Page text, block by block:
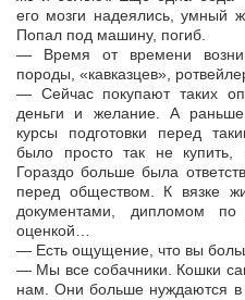
его мозги надеялись, умный
Попал под машину, погиб.
— Время от времени
породы, «кавказцев»,
— Сейчас покупают таких
деньги и желание. А
курсы подготовки перед
было просто так не купить,
Гораздо больше была
перед обществом. К вязке
документами, дипломом по
оценкой…
— Есть ощущение, что вы
— Мы все собачники. Кошки
нам. Они больше нуждаются